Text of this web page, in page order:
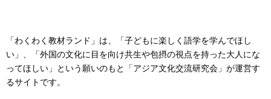
「わくわく教材ランド」は、「子どもに楽しく語学を学んでほし
い」、「外国の文化に目を向け共生や包摂の視点を持った大人にな
ってほしい」という願いのもと「アジア文化交流研究会」が運営す
るサイトです。